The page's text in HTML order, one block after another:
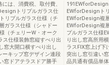
は、消費税、取付費、
トリプルガラス仕
リプルガラス仕様（チ
ガラス仕様（シャドー
（チェリーW・オーク
ス仕様装飾窓縦すべり出
窓大開口横すべり出し
ーキップ窓デザイン連段
窓ドアテラスドア勝手
EWforDesignト
EWforDesign複
EWforDesign複
プルガラス仕様
り出し窓高所用
ラスFIX窓上げ下
突出し窓引違い
品共通有償品単